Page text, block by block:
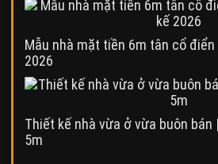
Mẫu nhà mặt tiền 6m tân cổ
2026
Thiết kế nhà vừa ở vừa buôn
5m